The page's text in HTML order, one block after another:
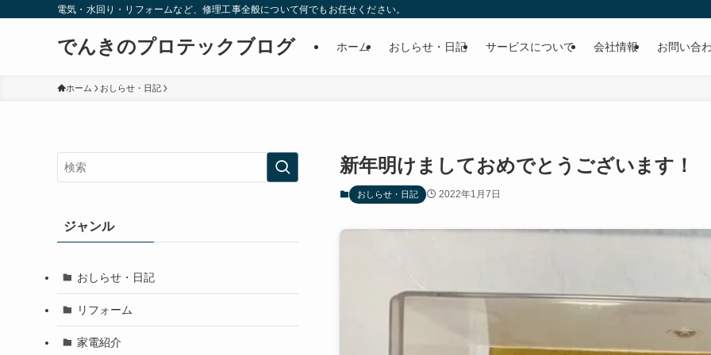
電気・水回り・リフォームなど、修理工事全般について何でもお任せください。
でんきのプロテックブログ ホーム おしらせ・日記 サービスについて 会社情報 お問い合
ホーム おしらせ・日記
新年明けましておめでとうございます！
おしらせ・日記 2022年1月7日
ジャンル
おしらせ・日記
リフォーム
家電紹介